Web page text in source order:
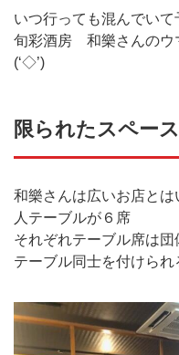
いつ行っても混んでい
旬彩酒房 和樂さんのウ
(‘◇’)ゞ
限られたスペー
和樂さんは広いお店と
人テーブルが６席
それぞれテーブル席は
テーブル同士を付けられ